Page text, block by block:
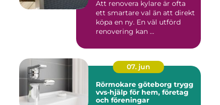
Att renovera kylare är ofta
ett smartare val än att direkt
köpa en ny. En väl utförd
renovering kan ...
07. jun
Rörmokare göteborg trygg
vvs-hjälp för hem, företag
och föreningar